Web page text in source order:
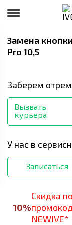
Замена
Pro 10,5
Заберем
Вызвать
курьера
У нас в
Записаться
10%
Скидка по
NEWIVE*